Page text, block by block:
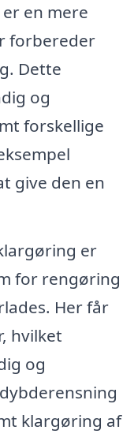
en mere
forbereder
Dette
og
forskellige
give den en
er
for rengøring
Her får
hvilket
og
klargøring af